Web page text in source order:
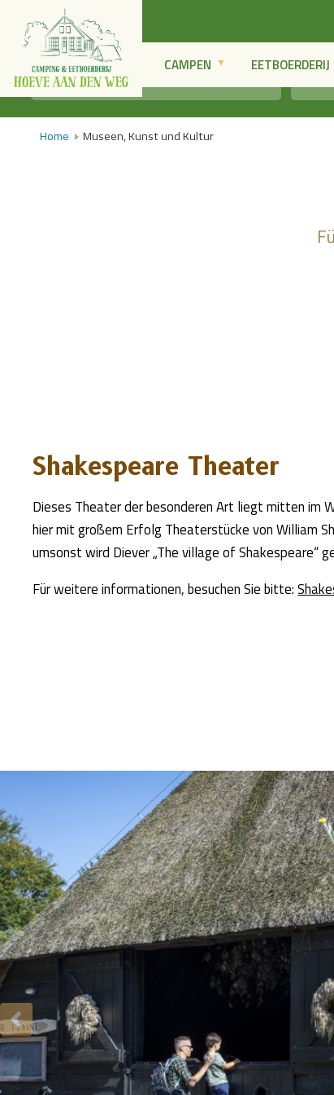
CAMPEN EETBOERDERIJ
Home Museen, Kunst und Kultur
Shakespeare Theater
Dieses Theater der besonderen Art liegt mitten im
hier mit großem Erfolg Theaterstücke von William
umsonst wird Diever „The village of Shakespeare“
Für weitere informationen, besuchen Sie bitte: